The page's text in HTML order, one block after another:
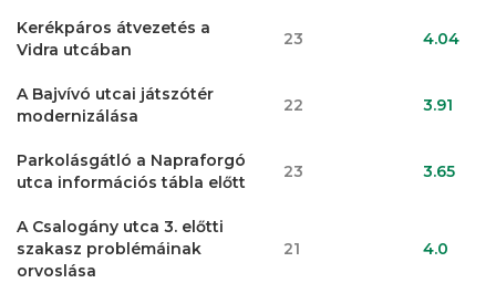
Kerékpáros átvezetés a
Vidra utcában
23 4.04
A Bajvívó utcai játszótér
modernizálása
22 3.91
Parkolásgátló a Napraforgó
utca információs tábla előtt
23 3.65
A Csalogány utca 3. előtti
szakasz problémáinak
orvoslása
21 4.0